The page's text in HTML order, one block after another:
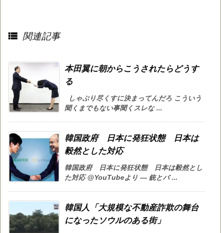
 関連記事
本田翼に朝からこうされたらどうす
る
しゃぶり尽くすに決まってんだろ こういう
聞くまでもない事聞くスレな ...
韓国政府 日本に発狂状態 日本は
毅然とした対応
韓国政府 日本に発狂状態 日本は毅然とし
た対応 @YouTubeより — 銃とバ ...
韓国人「大規模な不動産詐欺の舞台
になったソウルのある街」